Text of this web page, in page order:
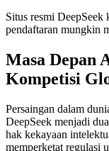
Situs resmi
pendaftaran mungkin
Masa Depan
Kompetisi
Persaingan dalam
DeepSeek menjadi
hak kekayaan
memperketat regulasi